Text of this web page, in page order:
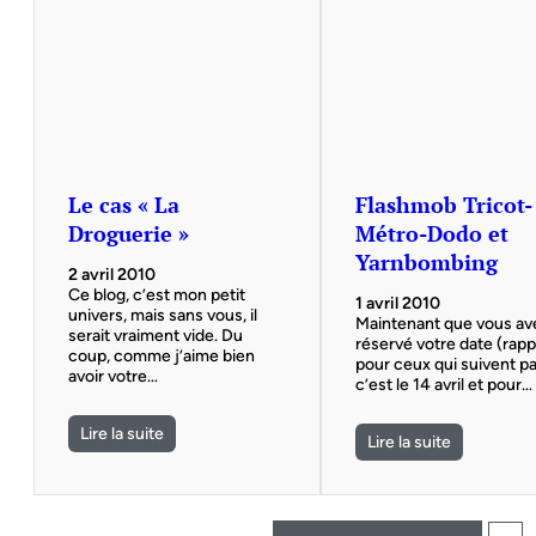
Le cas « La
Droguerie »
2 avril 2010
Ce blog, c’est mon petit
univers, mais sans vous, il
serait vraiment vide. Du
coup, comme j’aime bien
avoir votre…
Lire la suite
Flashmob Tricot-
Métro-Dodo et
Yarnbombing
1 avril 2010
Maintenant que vous
réservé votre date
pour ceux qui suivent
c’est le 14 avril et pour…
Lire la suite